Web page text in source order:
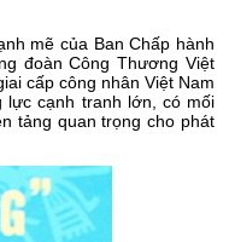
mẽ của Ban Chấp hành
đoàn Công Thương Việt
cấp công nhân Việt Nam
lực cạnh tranh lớn, có mối
tảng quan trọng cho phát